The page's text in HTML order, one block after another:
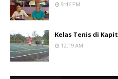
9:46 PM
Kelas Tenis di Kapit
12:19 AM